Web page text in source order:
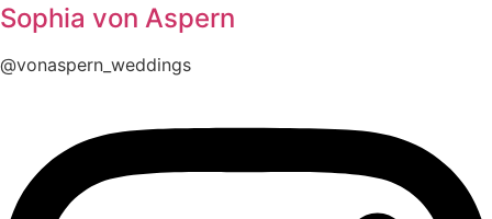
Sophia von Aspern
@vonaspern_weddings